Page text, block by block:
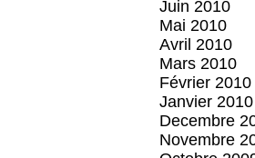
Juin 2010
Mai 2010
Avril 2010
Mars 2010
Février 2010
Janvier 2010
Decembre
Novembre